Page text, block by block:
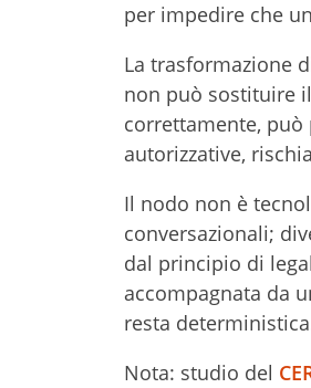
per impedire che
La trasformazione
non può sostituire
correttamente,
autorizzative,
Il nodo non è
conversazionali;
dal principio di
accompagnata da
resta
Nota: studio del